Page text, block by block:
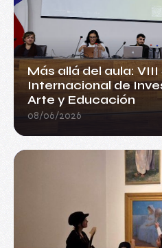
Más allá del aula:
Internacional de
Arte y Educación
08/06/2026